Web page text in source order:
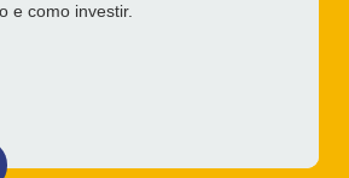
e como investir.